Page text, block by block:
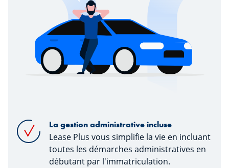
La gestion administrative incluse
Lease Plus vous simplifie la vie en incluant
toutes les démarches administratives en
débutant par l'immatriculation.